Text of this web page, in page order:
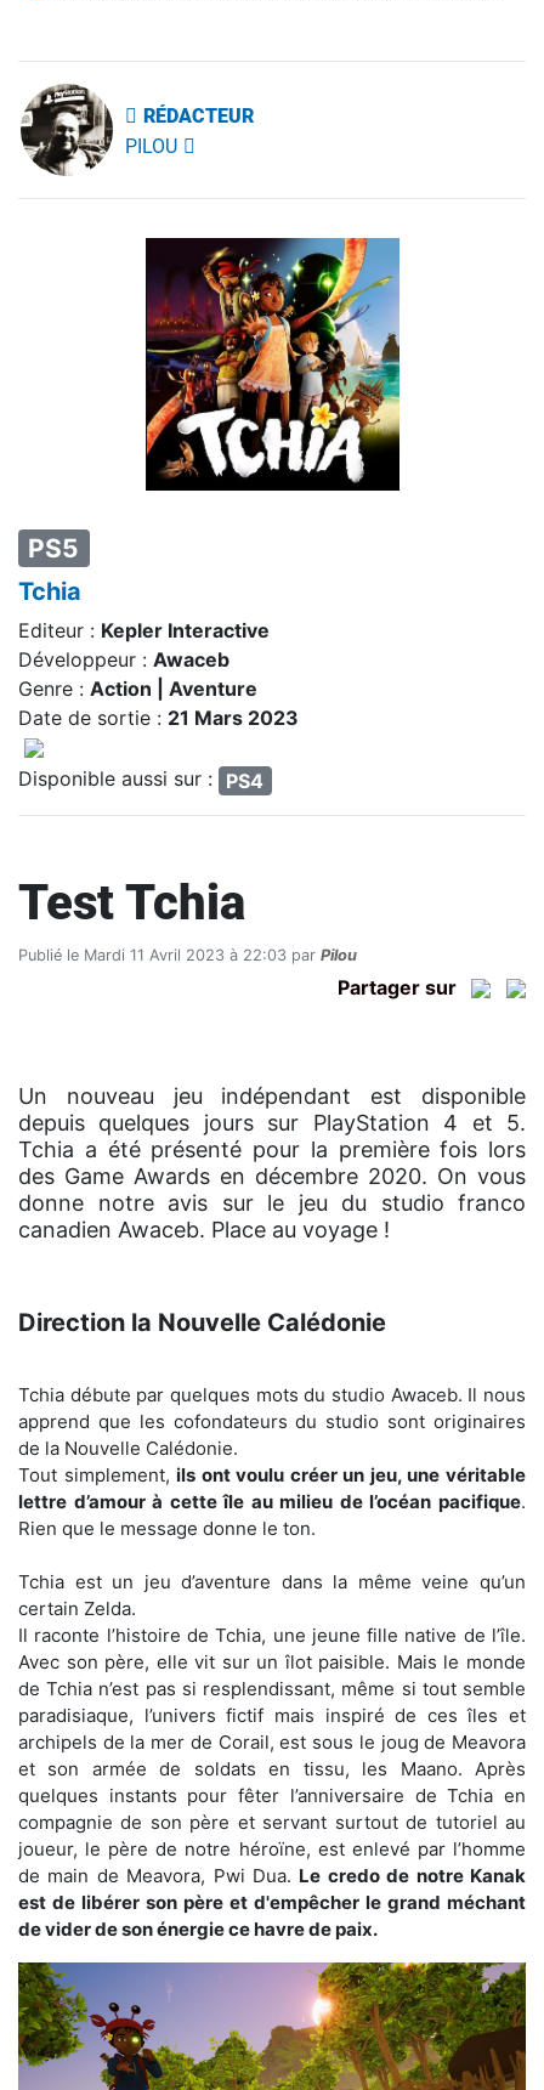
RÉDACTEUR
PILOU
PS5
Tchia
Editeur : Kepler Interactive
Développeur : Awaceb
Genre : Action | Aventure
Date de sortie : 21 Mars 2023
Disponible aussi sur : PS4
Test Tchia
Publié le Mardi 11 Avril 2023 à 22:03 par Pilou
Partager sur
Un nouveau jeu indépendant est disponible
depuis quelques jours sur PlayStation 4 et 5.
Tchia a été présenté pour la première fois lors
des Game Awards en décembre 2020. On vous
donne notre avis sur le jeu du studio franco
canadien Awaceb. Place au voyage !
Direction la Nouvelle Calédonie
Tchia débute par quelques mots du studio Awaceb. Il nous
apprend que les cofondateurs du studio sont originaires
de la Nouvelle Calédonie.
Tout simplement,ils ont voulu créer un jeu, une véritable
lettre d’amour à cette île au milieu de l’océan pacifique.
Rien que le message donne le ton.
Tchia est un jeu d’aventure dans la même veine qu’un
certain Zelda.
Il raconte l’histoire de Tchia, une jeune fille native de l’île.
Avec son père, elle vit sur un îlot paisible. Mais le monde
de Tchia n’est pas si resplendissant, même si tout semble
paradisiaque, l’univers fictif mais inspiré de ces îles et
archipels de la mer de Corail, est sous le joug de Meavora
et son armée de soldats en tissu, les Maano. Après
quelques instants pour fêter l’anniversaire de Tchia en
compagnie de son père et servant surtout de tutoriel au
joueur, le père de notre héroïne, est enlevé par l’homme
de main de Meavora, Pwi Dua. Le credo de notre Kanak
est de libérer son père et d'empêcher le grand méchant
de vider de son énergie ce havre de paix.